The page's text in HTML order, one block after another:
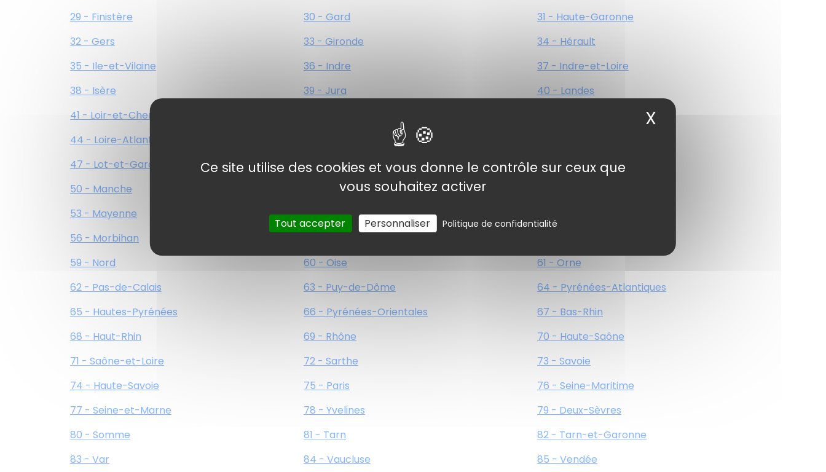
Ce site utilise des cookies et vous donne le contrôle sur ceux que
vous souhaitez activer
Tout accepter Personnaliser Politique de confidentialité
X Masquer le
29 - Finistère
30 - Gard
31 - Haute-Garonne
32 - Gers
33 - Gironde
34 - Hérault
35 - Ile-et-Vilaine
36 - Indre
37 - Indre-et-Loire
38 - Isère
39 - Jura
40 - Landes
41 - Loir-et-Cher
44 - Loire-Atlantique
47 - Lot-et-Garonne
48 - Lozère
49 - Maine-et-Loire
50 - Manche
51 - Marne
53 - Mayenne
54 - Meurthe-et-Moselle
56 - Morbihan
59 - Nord
60 - Oise
61 - Orne
62 - Pas-de-Calais
63 - Puy-de-Dôme
64 - Pyrénées-Atlantiques
65 - Hautes-Pyrénées
66 - Pyrénées-Orientales
67 - Bas-Rhin
68 - Haut-Rhin
69 - Rhône
70 - Haute-Saône
71 - Saône-et-Loire
72 - Sarthe
73 - Savoie
74 - Haute-Savoie
75 - Paris
76 - Seine-Maritime
77 - Seine-et-Marne
78 - Yvelines
79 - Deux-Sèvres
80 - Somme
81 - Tarn
82 - Tarn-et-Garonne
83 - Var
84 - Vaucluse 85 - Vendée